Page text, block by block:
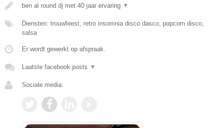
ben al round dj met 40 jaar ervaring ▼
Diensten: trouwfeest, retro insomnia disco dasco, popcorn disco,
salsa
Er wordt gewerkt op afspraak.
Laatste facebook posts ▼
Sociale media: